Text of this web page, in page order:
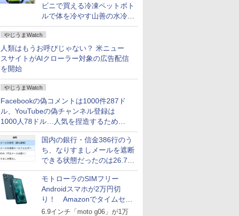
ビニで買える冷凍ペットボト
ルで体を冷やす山善の水冷ベ
ストがロードバイクにちょう
どいい【ぼっち・ざ・ろー
ど！その14】
やじうまWatch
人類はもうお呼びじゃない？ 米ニュー
スサイトがAIクローラー対象の広告配信
を開始
やじうまWatch
Facebookの偽コメントは1000件287ド
ル、YouTubeの偽チャンネル登録は
1000人78ドル…人気を捏造するための
価格リストが公開中
国内の銀行・信金386行のう
ち、なりすましメールを遮断
できる状態だったのは26.7％
にとどまる～GMOブランド
セキュリティ調査
モトローラのSIMフリー
Androidスマホが2万円切
り！ Amazonでタイムセー
ル
6.9インチ「moto g06」が1万